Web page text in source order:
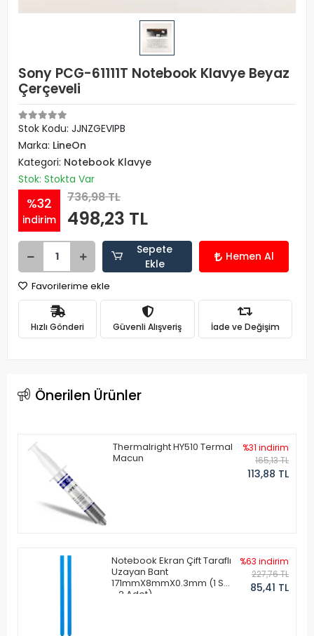
Sony PCG-61111T Notebook Klavye Beyaz
Çerçeveli
Stok Kodu: JJNZGEVIPB
Marka: LineOn
Kategori: Notebook Klavye
Stok: Stokta Var
%32
indirim
736,98 TL
498,23 TL
Sepete
Ekle
Hemen Al
Favorilerime ekle
Hızlı Gönderi Güvenli Alışveriş İade ve Değişim
Önerilen Ürünler
Thermalright HY510 Termal
Macun
%31 indirim
165,13 TL
113,88 TL
Notebook Ekran Çift Taraflı
Uzayan Bant
171mmX8mmX0.3mm (1 Set
- 2 Adet)
%63 indirim
227,76 TL
85,41 TL